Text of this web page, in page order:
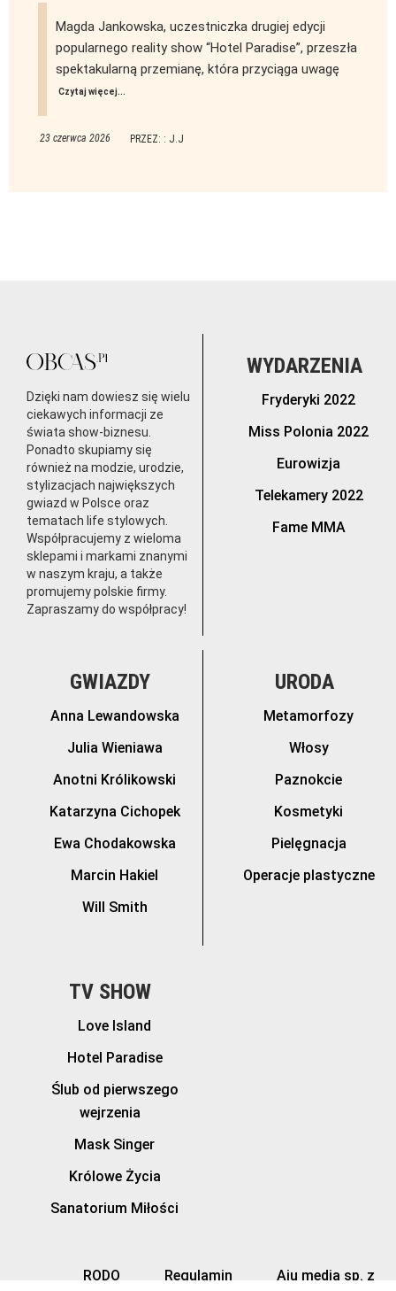
Magda Jankowska, uczestniczka drugiej edycji
popularnego reality show “Hotel Paradise”, przeszła
spektakularną przemianę, która przyciąga uwagę
Czytaj więcej...
23 czerwca 2026 PRZEZ: : J.J
Dzięki nam dowiesz się wielu
ciekawych informacji ze
świata show-biznesu.
Ponadto skupiamy się
również na modzie, urodzie,
stylizacjach największych
gwiazd w Polsce oraz
tematach life stylowych.
Współpracujemy z wieloma
sklepami i markami znanymi
w naszym kraju, a także
promujemy polskie firmy.
Zapraszamy do współpracy!
WYDARZENIA
Fryderyki 2022
Miss Polonia 2022
Eurowizja
Telekamery 2022
Fame MMA
GWIAZDY
Anna Lewandowska
Julia Wieniawa
Anotni Królikowski
Katarzyna Cichopek
Ewa Chodakowska
Marcin Hakiel
Will Smith
URODA
Metamorfozy
Włosy
Paznokcie
Kosmetyki
Pielęgnacja
Operacje plastyczne
TV SHOW
Love Island
Hotel Paradise
Ślub od pierwszego
wejrzenia
Mask Singer
Królowe Życia
Sanatorium Miłości
RODO Regulamin
Aju media sp. z